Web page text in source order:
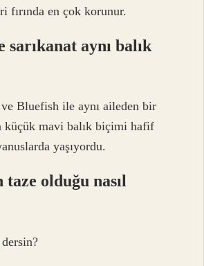
fırında en çok korunur.
sarıkanat aynı balık
Bluefish ile aynı aileden bir
küçük mavi balık biçimi hafif
yaşıyordu.
olduğu nasıl
dersin?